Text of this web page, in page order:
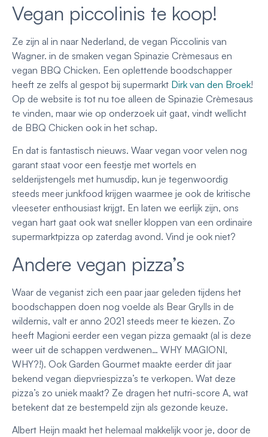
Vegan piccolinis te koop!
Ze zijn al in naar Nederland, de vegan Piccolinis van
Wagner. in de smaken vegan Spinazie Crèmesaus en
vegan BBQ Chicken. Een oplettende boodschapper
heeft ze zelfs al gespot bij supermarkt Dirk van den Broek!
Op de website is tot nu toe alleen de Spinazie Crèmesaus
te vinden, maar wie op onderzoek uit gaat, vindt wellicht
de BBQ Chicken ook in het schap.
En dat is fantastisch nieuws. Waar vegan voor velen nog
garant staat voor een feestje met wortels en
selderijstengels met humusdip, kun je tegenwoordig
steeds meer junkfood krijgen waarmee je ook de kritische
vleeseter enthousiast krijgt. En laten we eerlijk zijn, ons
vegan hart gaat ook wat sneller kloppen van een ordinaire
supermarktpizza op zaterdag avond. Vind je ook niet?
Andere vegan pizza’s
Waar de veganist zich een paar jaar geleden tijdens het
boodschappen doen nog voelde als Bear Grylls in de
wildernis, valt er anno 2021 steeds meer te kiezen. Zo
heeft Magioni eerder een vegan pizza gemaakt (al is deze
weer uit de schappen verdwenen… WHY MAGIONI,
WHY?!). Ook Garden Gourmet maakte eerder dit jaar
bekend vegan diepvriespizza’s te verkopen. Wat deze
pizza’s zo uniek maakt? Ze dragen het nutri-score A, wat
betekent dat ze bestempeld zijn als gezonde keuze.
Albert Heijn maakt het helemaal makkelijk voor je, door de